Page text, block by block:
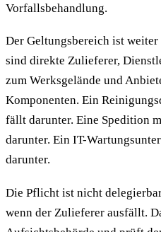
Vorfallsbehandlung.
Der Geltungsbereich ist
sind direkte Zulieferer,
zum Werksgelände und
Komponenten. Ein
fällt darunter. Eine Spedition
darunter. Ein IT-
darunter.
Die Pflicht ist nicht
wenn der Zulieferer ausfällt.